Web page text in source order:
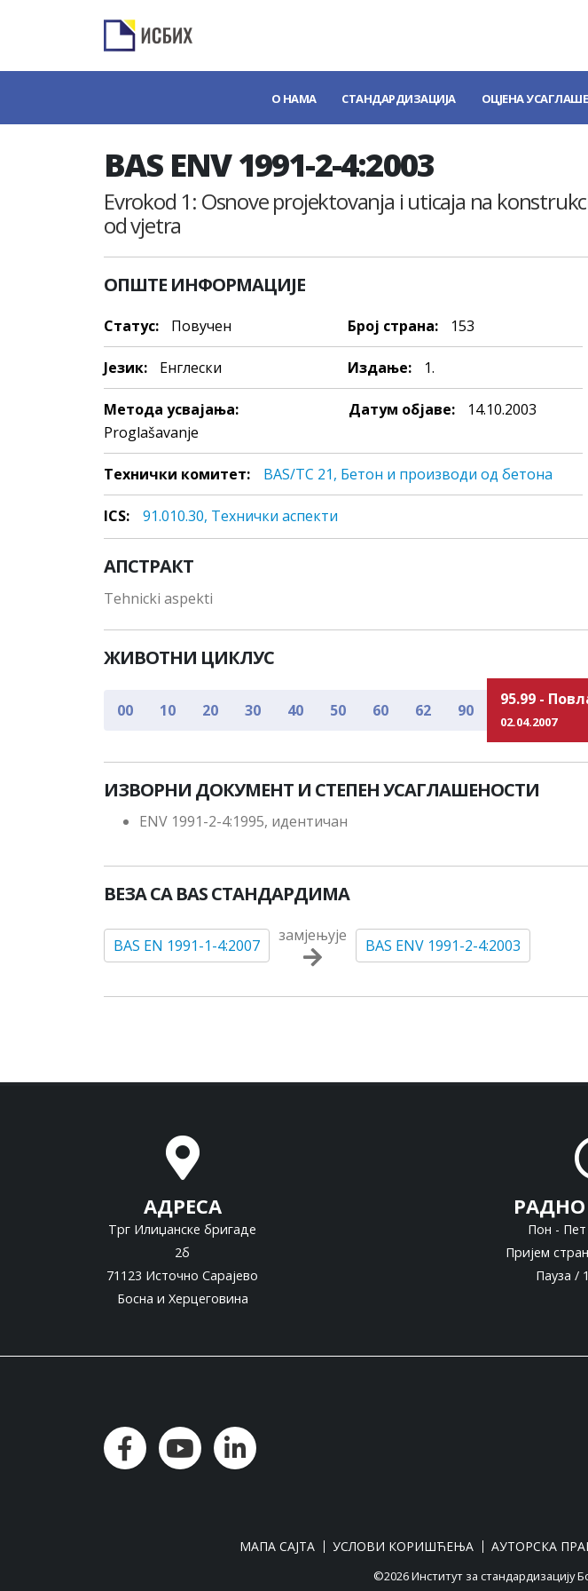
О НАМА СТАНДАРДИЗАЦИЈА ОЦЈЕНА
BAS ENV 1991-2-4:2003
Evrokod 1: Osnove projektovanja i uticaja na
od vjetra
ОПШТЕ ИНФОРМАЦИЈЕ
Статус: Повучен Број страна: 153
Језик: Енглески Издање: 1.
Метода усвајања:
Proglašavanje
Датум објаве: 14.10.2003
Технички комитет: BAS/TC 21, Бетон и производи од бетона
ICS: 91.010.30, Teхнички aспeкти
АПСТРАКТ
Tehnicki aspekti
ЖИВОТНИ ЦИКЛУС
00 10 20 30 40 50 60 62 90
95.99 -
02.04.2007
ИЗВОРНИ ДОКУМЕНТ И СТЕПЕН УСАГЛАШЕНОСТИ
ENV 1991-2-4:1995, идентичан
ВЕЗА СА BAS СТАНДАРДИМА
BAS EN 1991-1-4:2007
замјењује
BAS ENV 1991-2-4:2003
АДРЕСА
Трг Илиџанске бригаде
2б
71123 Источно Сарајево
Босна и Херцеговина
РАДНО
Пон - Пет
Пријем
Пауза /
МАПА САЈТА УСЛОВИ КОРИШЋЕЊА АУТОРСКА
©2026 Институт за стандардизацију